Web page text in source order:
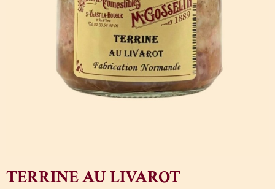
TERRINE AU LIVAROT